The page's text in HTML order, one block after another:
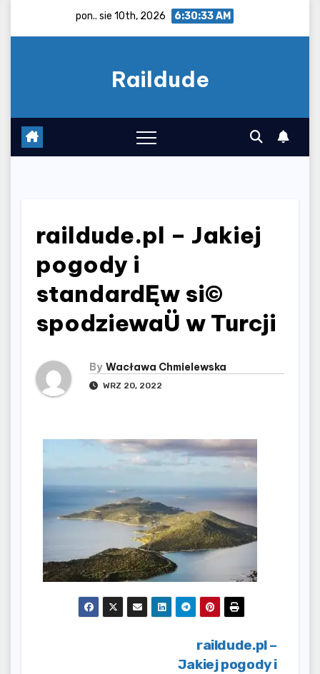
pon.. sie 10th, 2026 6:30:33 AM
Raildude
raildude.pl – Jakiej
pogody i
standardĘw si©
spodziewaÜ w Turcji
By Wacława Chmielewska
WRZ 20, 2022
raildude.pl –
Jakiej pogody i